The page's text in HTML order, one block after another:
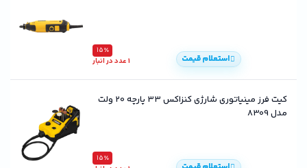
15٪
1 عدد در انبار استعلام قیمت
کیت فرز مینیاتوری شارژی کنزاکس 33 پارچه 20 ولت
مدل 8309
15٪